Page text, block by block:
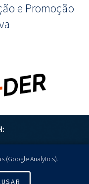
(Google Analytics).
e Promoção